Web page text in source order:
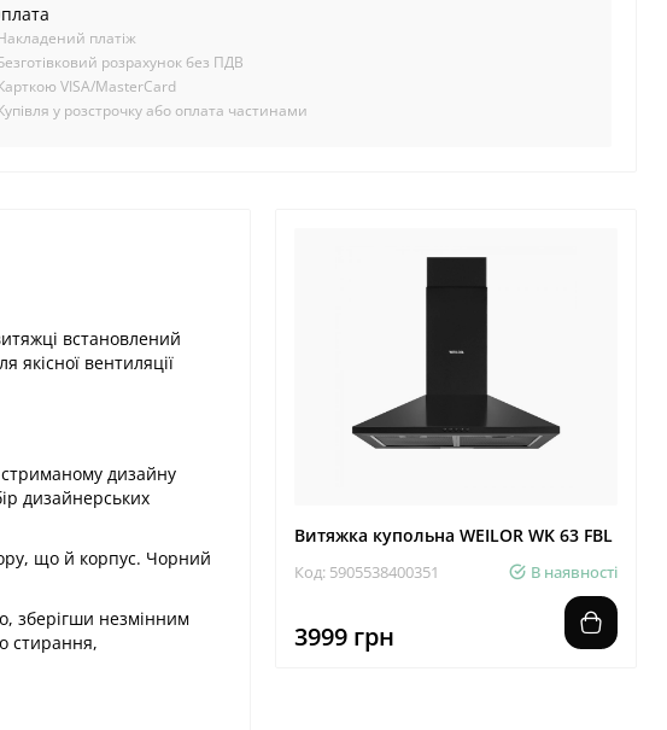
платіж
розрахунок без ПДВ
VISA/MasterCard
у розстрочку або оплата частинами
встановлений
якісної вентиляції
стриманому дизайну
дизайнерських
що й корпус. Чорний
зберігши незмінним
стирання,
Витяжка купольна WEILOR WK 63 FBL
Код: 5905538400351 В наявності
3999 грн